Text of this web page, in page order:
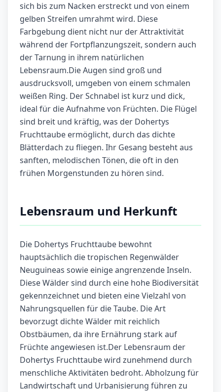
sich bis zum Nacken erstreckt und von einem
gelben Streifen umrahmt wird. Diese
Farbgebung dient nicht nur der Attraktivität
während der Fortpflanzungszeit, sondern auch
der Tarnung in ihrem natürlichen
Lebensraum.Die Augen sind groß und
ausdrucksvoll, umgeben von einem schmalen
weißen Ring. Der Schnabel ist kurz und dick,
ideal für die Aufnahme von Früchten. Die Flügel
sind breit und kräftig, was der Dohertys
Fruchttaube ermöglicht, durch das dichte
Blätterdach zu fliegen. Ihr Gesang besteht aus
sanften, melodischen Tönen, die oft in den
frühen Morgenstunden zu hören sind.
Lebensraum und Herkunft
Die Dohertys Fruchttaube bewohnt
hauptsächlich die tropischen Regenwälder
Neuguineas sowie einige angrenzende Inseln.
Diese Wälder sind durch eine hohe Biodiversität
gekennzeichnet und bieten eine Vielzahl von
Nahrungsquellen für die Taube. Die Art
bevorzugt dichte Wälder mit reichlich
Obstbäumen, da ihre Ernährung stark auf
Früchte angewiesen ist.Der Lebensraum der
Dohertys Fruchttaube wird zunehmend durch
menschliche Aktivitäten bedroht. Abholzung für
Landwirtschaft und Urbanisierung führen zu